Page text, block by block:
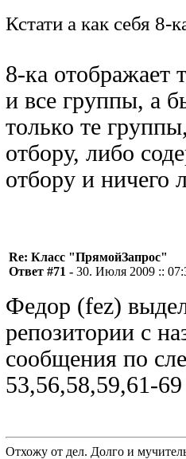
Кстати а как себя 8-
8-ка отображает
и все группы, а
только те
отбору, либо
отбору и ничего
Re: Класс "ПрямойЗапрос"
Ответ #71 - 30. Июля 2009 ::
Федор (fez)
репозитории с
сообщения по
53,56,58,59,61-
Отхожу от дел. Долго и